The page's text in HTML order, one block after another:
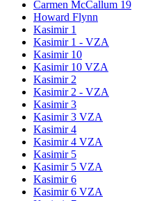
Carmen McCallum 19
Howard Flynn
Kasimir 1
Kasimir 1 - VZA
Kasimir 10
Kasimir 10 VZA
Kasimir 2
Kasimir 2 - VZA
Kasimir 3
Kasimir 3 VZA
Kasimir 4
Kasimir 4 VZA
Kasimir 5
Kasimir 5 VZA
Kasimir 6
Kasimir 6 VZA